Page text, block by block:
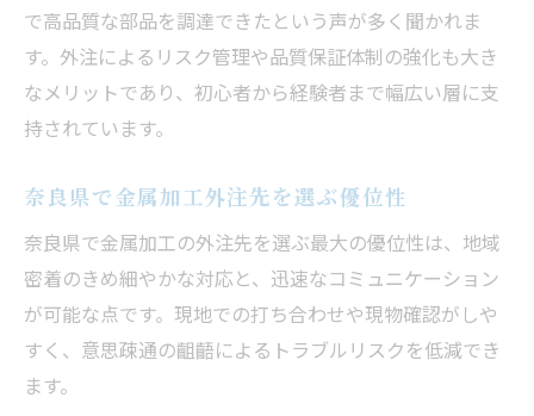
で高品質な部品を調達できたという声が多く聞かれま
す。外注によるリスク管理や品質保証体制の強化も大き
なメリットであり、初心者から経験者まで幅広い層に支
持されています。
奈良県で金属加工外注先を選ぶ優位性
奈良県で金属加工の外注先を選ぶ最大の優位性は、地域
密着のきめ細やかな対応と、迅速なコミュニケーション
が可能な点です。現地での打ち合わせや現物確認がしや
すく、意思疎通の齟齬によるトラブルリスクを低減でき
ます。